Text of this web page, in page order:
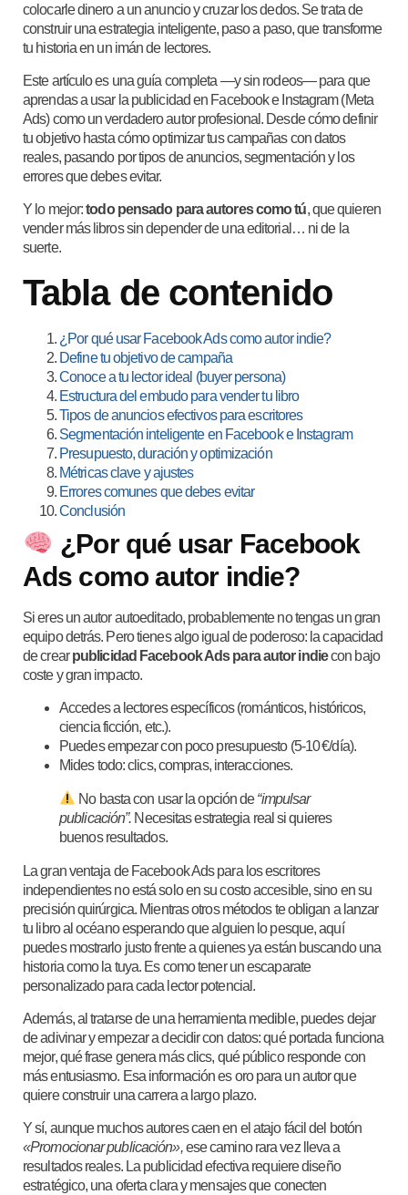
colocarle dinero a un anuncio y cruzar los dedos. Se trata de
construir una estrategia inteligente, paso a paso, que transforme
tu historia en un imán de lectores.
Este artículo es una guía completa —y sin rodeos— para que
aprendas a usar la publicidad en Facebook e Instagram (Meta
Ads) como un verdadero autor profesional. Desde cómo definir
tu objetivo hasta cómo optimizar tus campañas con datos
reales, pasando por tipos de anuncios, segmentación y los
errores que debes evitar.
Y lo mejor:todo pensado para autores como tú, que quieren
vender más libros sin depender de una editorial… ni de la
suerte.
Tabla de contenido
¿Por qué usar Facebook Ads como autor indie?
Define tu objetivo de campaña
Conoce a tu lector ideal (buyer persona)
Estructura del embudo para vender tu libro
Tipos de anuncios efectivos para escritores
Segmentación inteligente en Facebook e Instagram
Presupuesto, duración y optimización
Métricas clave y ajustes
Errores comunes que debes evitar
Conclusión
¿Por qué usar Facebook
Ads como autor indie?
Si eres un autor autoeditado, probablemente no tengas un gran
equipo detrás. Pero tienes algo igual de poderoso: la capacidad
de crearpublicidad Facebook Ads para autor indiecon bajo
coste y gran impacto.
Accedes a lectores específicos (románticos, históricos,
ciencia ficción, etc.).
Puedes empezar con poco presupuesto (5-10 €/día).
Mides todo: clics, compras, interacciones.
No basta con usar la opción de“impulsar
publicación”. Necesitas estrategia real si quieres
buenos resultados.
La gran ventaja de Facebook Ads para los escritores
independientes no está solo en su costo accesible, sino en su
precisión quirúrgica. Mientras otros métodos te obligan a lanzar
tu libro al océano esperando que alguien lo pesque, aquí
puedes mostrarlo justo frente a quienes ya están buscando una
historia como la tuya. Es como tener un escaparate
personalizado para cada lector potencial.
Además, al tratarse de una herramienta medible, puedes dejar
de adivinar y empezar a decidir con datos: qué portada funciona
mejor, qué frase genera más clics, qué público responde con
más entusiasmo. Esa información es oro para un autor que
quiere construir una carrera a largo plazo.
Y sí, aunque muchos autores caen en el atajo fácil del botón
«Promocionar publicación»,ese camino rara vez lleva a
resultados reales. La publicidad efectiva requiere diseño
estratégico, una oferta clara y mensajes que conecten